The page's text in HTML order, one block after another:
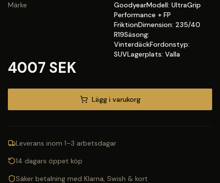
Märke
GoodyearModell: UltraGrip
Performance + FP
FriktionDimension: 235/40
R19Säsong:
VinterdäckFordonstyp:
SUVLagerplats: Valla
4007 SEK
Lägg i varukorg
Leverans inom 1–3 arbetsdagar
14 dagars öppet köp
Säker betalning med Klarna, Swish & kort